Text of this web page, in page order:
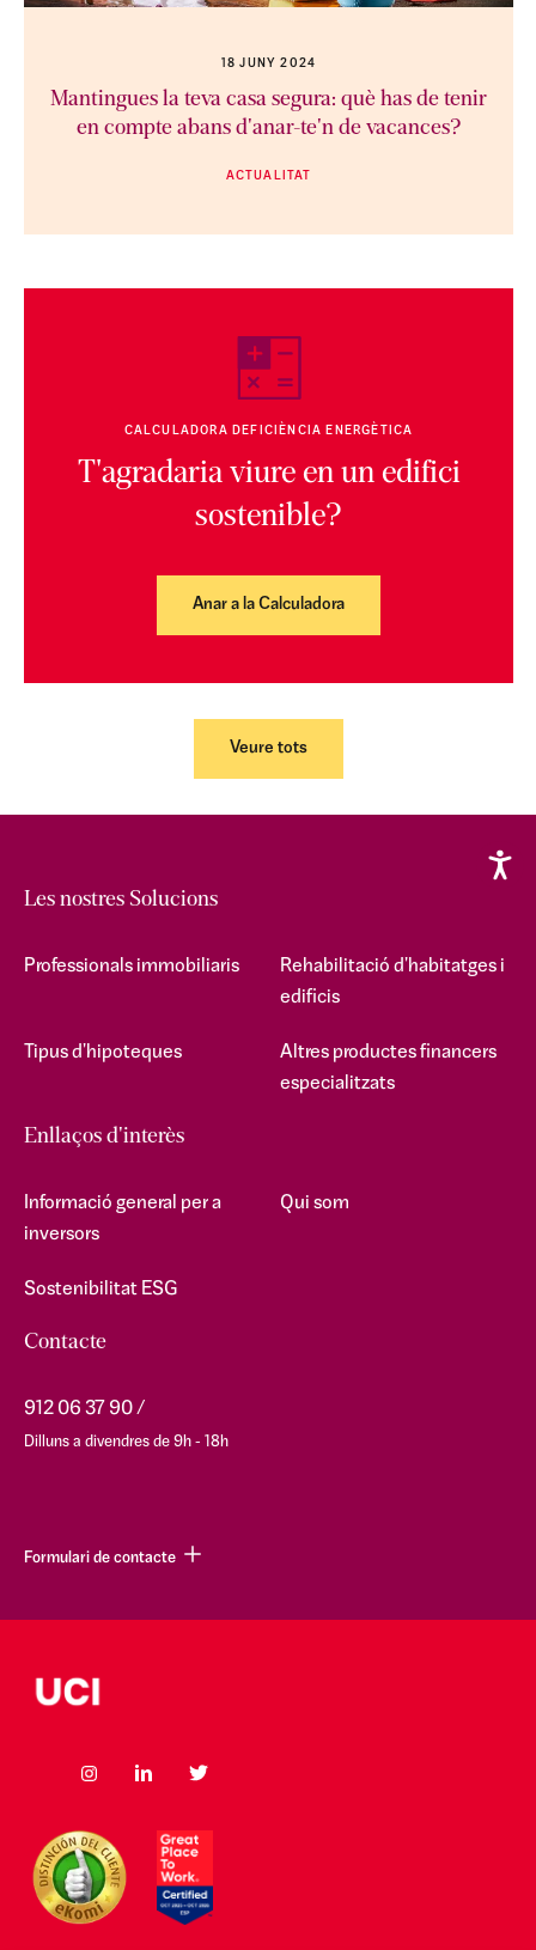
18 JUNY 2024
Mantingues la teva casa segura: què has de tenir
en compte abans d'anar-te'n de vacances?
ACTUALITAT
CALCULADORA DEFICIÈNCIA ENERGÈTICA
T'agradaria viure en un edifici
sostenible?
Anar a la Calculadora
Veure tots
Les nostres Solucions
Professionals immobiliaris
Rehabilitació d'habitatges i
edificis
Tipus d'hipoteques
Altres productes financers
especialitzats
Enllaços d'interès
Informació general per a
inversors
Qui som
Sostenibilitat ESG
Contacte
912 06 37 90
Dilluns a divendres de 9h - 18h
Formulari de contacte